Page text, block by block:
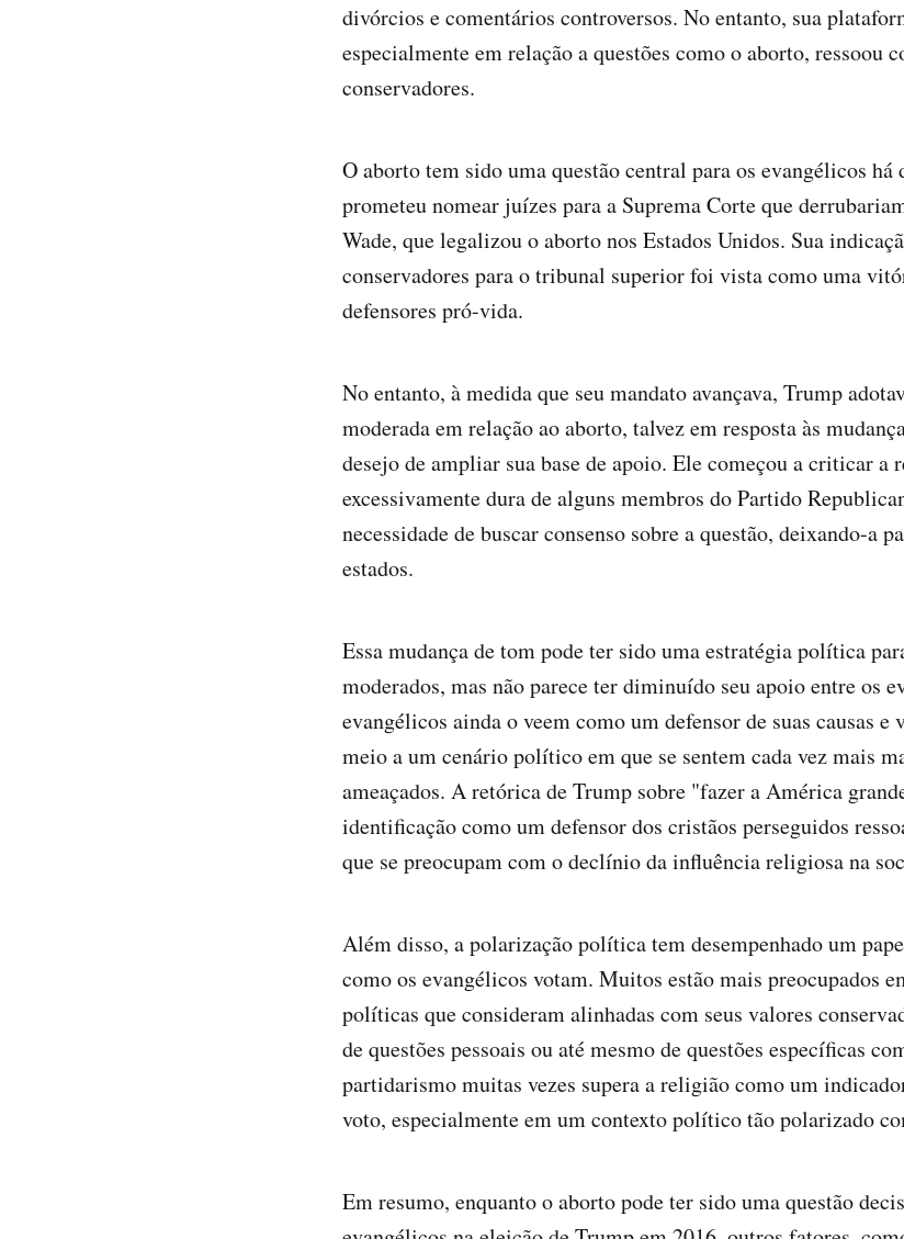
divórcios e comentários controversos. No entanto, sua
especialmente em relação a questões como o aborto, ressoou
conservadores.
O aborto tem sido uma questão central para os evangélicos há
prometeu nomear juízes para a Suprema Corte que
Wade, que legalizou o aborto nos Estados Unidos. Sua
conservadores para o tribunal superior foi vista como uma
defensores pró-vida.
No entanto, à medida que seu mandato avançava, Trump
moderada em relação ao aborto, talvez em resposta às
desejo de ampliar sua base de apoio. Ele começou a criticar a
excessivamente dura de alguns membros do Partido
necessidade de buscar consenso sobre a questão, deixando-a
estados.
Essa mudança de tom pode ter sido uma estratégia política
moderados, mas não parece ter diminuído seu apoio entre os
evangélicos ainda o veem como um defensor de suas causas e
meio a um cenário político em que se sentem cada vez mais
ameaçados. A retórica de Trump sobre "fazer a América
identificação como um defensor dos cristãos perseguidos
que se preocupam com o declínio da influência religiosa na
Além disso, a polarização política tem desempenhado um
como os evangélicos votam. Muitos estão mais preocupados
políticas que consideram alinhadas com seus valores
de questões pessoais ou até mesmo de questões específicas
partidarismo muitas vezes supera a religião como um
voto, especialmente em um contexto político tão polarizado
Em resumo, enquanto o aborto pode ter sido uma questão